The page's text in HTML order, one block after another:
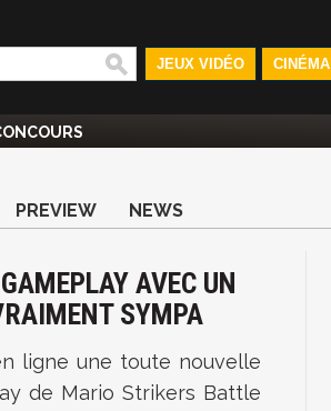
JEUX VIDÉO CINÉMA
PREVIEW NEWS
AVEC UN
SYMPA
ligne une toute nouvelle
de Mario Strikers Battle